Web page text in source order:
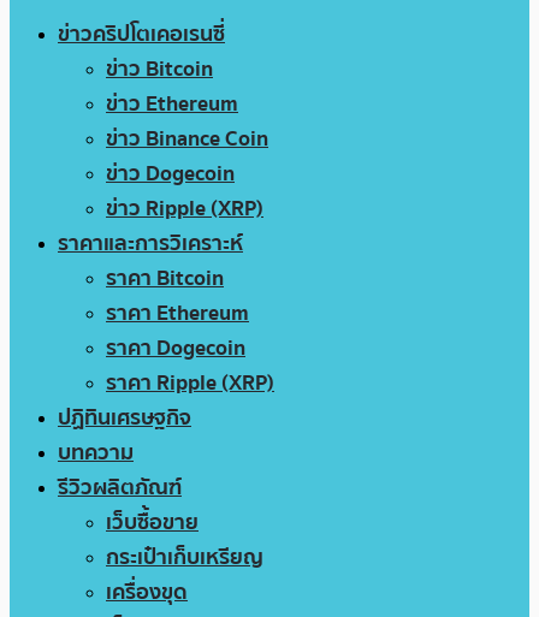
ข่าวคริปโตเคอเรนซี่
ข่าว Bitcoin
ข่าว Ethereum
ข่าว Binance Coin
ข่าว Dogecoin
ข่าว Ripple (XRP)
ราคาและการวิเคราะห์
ราคา Bitcoin
ราคา Ethereum
ราคา Dogecoin
ราคา Ripple (XRP)
ปฏิทินเศรษฐกิจ
บทความ
รีวิวผลิตภัณฑ์
เว็บซื้อขาย
กระเป๋าเก็บเหรียญ
เครื่องขุด